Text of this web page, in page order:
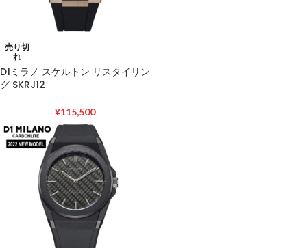
売り切
れ
D1ミラノ スケルトン リスタイリン
グ SKRJ12
¥115,500